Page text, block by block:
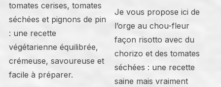
tomates cerises, tomates
séchées et pignons de pin
: une recette
végétarienne équilibrée,
crémeuse, savoureuse et
facile à préparer.
Je vous propose ici de
l’orge au chou-fleur
façon risotto avec du
chorizo et des tomates
séchées : une recette
saine mais vraiment